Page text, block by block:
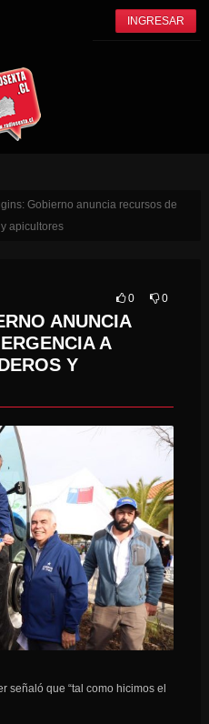
INGRESAR
Gobierno anuncia recursos de
apicultores
0 0
ANUNCIA
A
Y
señaló que “tal como hicimos el